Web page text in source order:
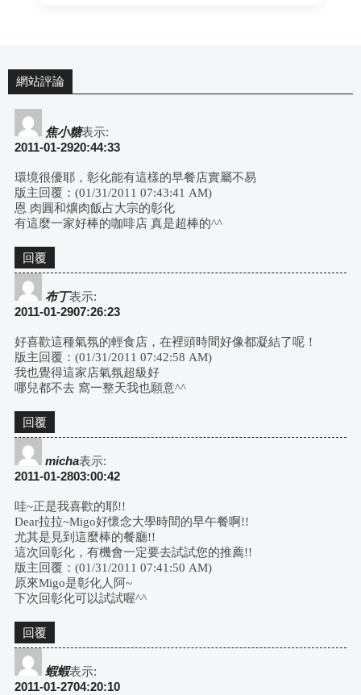
網站評論
焦小糖表示:
2011-01-2920:44:33
環境很優耶，彰化能有這樣的早餐店實屬不易
版主回覆：(01/31/2011 07:43:41 AM)
恩 肉圓和爌肉飯占大宗的彰化
有這麼一家好棒的咖啡店 真是超棒的^^
回覆
布丁表示:
2011-01-2907:26:23
好喜歡這種氣氛的輕食店，在裡頭時間好像都凝結了呢！
版主回覆：(01/31/2011 07:42:58 AM)
我也覺得這家店氣氛超級好
哪兒都不去 窩一整天我也願意^^
回覆
micha表示:
2011-01-2803:00:42
哇~正是我喜歡的耶!!
Dear拉拉~Migo好懷念大學時間的早午餐啊!!
尤其是見到這麼棒的餐廳!!
這次回彰化，有機會一定要去試試您的推薦!!
版主回覆：(01/31/2011 07:41:50 AM)
原來Migo是彰化人阿~
下次回彰化可以試試喔^^
回覆
蝦蝦表示:
2011-01-2704:20:10